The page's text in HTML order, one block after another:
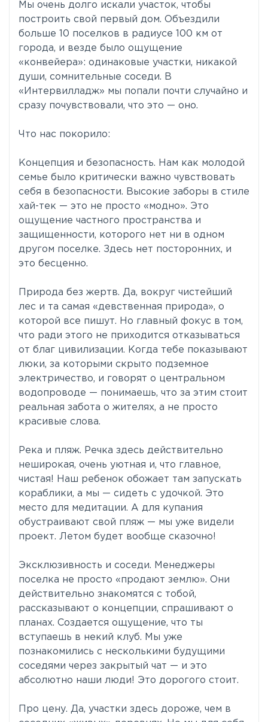
Мы очень долго искали участок, чтобы
построить свой первый дом. Объездили
больше 10 поселков в радиусе 100 км от
города, и везде было ощущение
«конвейера»: одинаковые участки, никакой
души, сомнительные соседи. В
«Интервилладж» мы попали почти случайно и
сразу почувствовали, что это — оно.
Что нас покорило:
Концепция и безопасность. Нам как молодой
семье было критически важно чувствовать
себя в безопасности. Высокие заборы в стиле
хай-тек — это не просто «модно». Это
ощущение частного пространства и
защищенности, которого нет ни в одном
другом поселке. Здесь нет посторонних, и
это бесценно.
Природа без жертв. Да, вокруг чистейший
лес и та самая «девственная природа», о
которой все пишут. Но главный фокус в том,
что ради этого не приходится отказываться
от благ цивилизации. Когда тебе показывают
люки, за которыми скрыто подземное
электричество, и говорят о центральном
водопроводе — понимаешь, что за этим стоит
реальная забота о жителях, а не просто
красивые слова.
Река и пляж. Речка здесь действительно
неширокая, очень уютная и, что главное,
чистая! Наш ребенок обожает там запускать
кораблики, а мы — сидеть с удочкой. Это
место для медитации. А для купания
обустраивают свой пляж — мы уже видели
проект. Летом будет вообще сказочно!
Эксклюзивность и соседи. Менеджеры
поселка не просто «продают землю». Они
действительно знакомятся с тобой,
рассказывают о концепции, спрашивают о
планах. Создается ощущение, что ты
вступаешь в некий клуб. Мы уже
познакомились с несколькими будущими
соседями через закрытый чат — и это
абсолютно наши люди! Это дорогого стоит.
Про цену. Да, участки здесь дороже, чем в